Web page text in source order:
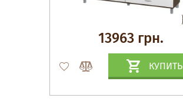
13963 грн.
КУПИТЬ